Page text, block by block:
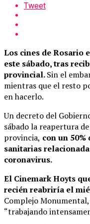
Tweet
Los cines de Rosario
este sábado, tras
provincial.Sin el
mientras que el resto
en hacerlo.
Un decreto del
sábado la reapertura
provincia, con un
sanitarias
coronavirus.
El Cinemark Hoyts
recién reabriría el
Complejo
“trabajando